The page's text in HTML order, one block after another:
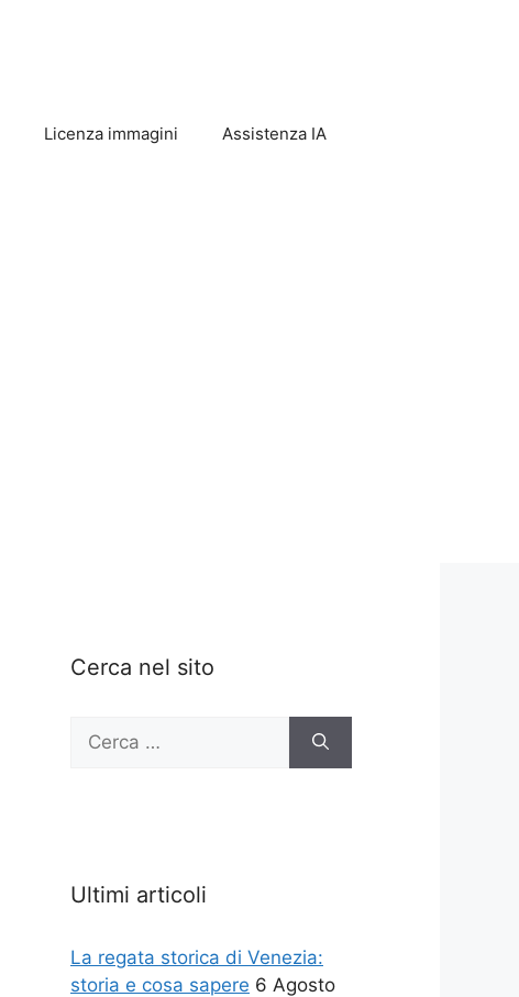
Licenza immagini Assistenza IA
Cerca nel sito
Ricerca
Ultimi articoli
La regata storica di Venezia:
storia e cosa sapere 6 Agosto